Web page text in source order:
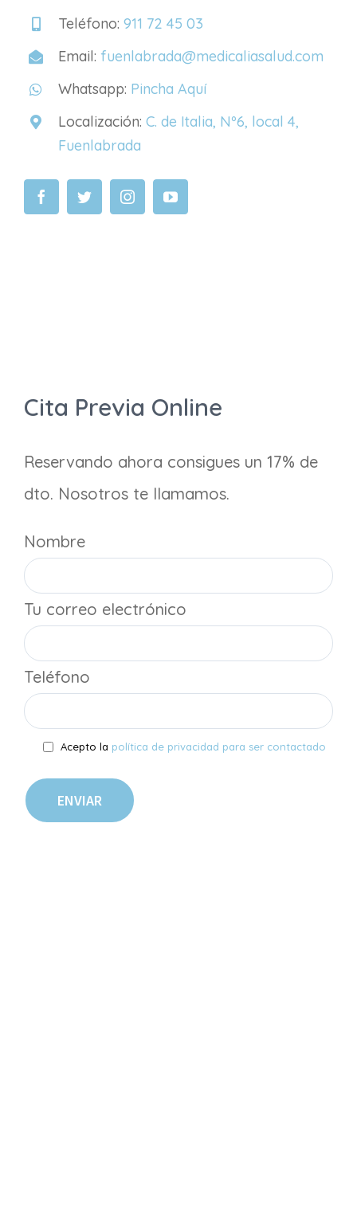
Teléfono:911 72 45 03
Email: fuenlabrada@medicaliasalud.com
Whatsapp: Pincha Aquí
Localización:C. de Italia, Nº6, local 4,
Fuenlabrada
Cita Previa Online
Reservando ahora consigues un 17% de
dto. Nosotros te llamamos.
Nombre
Tu correo electrónico
Teléfono
Acepto la política de privacidad para ser contactado